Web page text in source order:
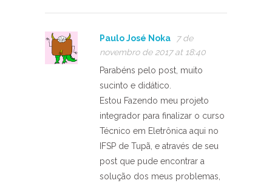
Paulo José Noka
7 de
novembro de 2017 at 18:40
Parabéns pelo post, muito
sucinto e didático.
Estou Fazendo meu projeto
integrador para finalizar o curso
Técnico em Eletrônica aqui no
IFSP de Tupã, e através de seu
post que pude encontrar a
solução dos meus problemas,